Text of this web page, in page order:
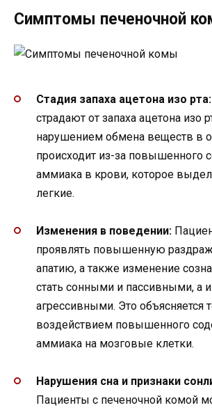
Симптомы печеночной
Стадия запаха ацетона изо рта:
страдают от запаха ацетона изо
нарушением обмена веществ в
происходит из-за повышенного
аммиака в крови, которое
легкие.
Изменения в поведении:
проявлять повышенную
апатию, а также изменение
стать сонными и пассивными, а
агрессивными. Это объясняется
воздействием повышенного
аммиака на мозговые клетки.
Нарушения сна и признаки
Пациенты с печеночной комой